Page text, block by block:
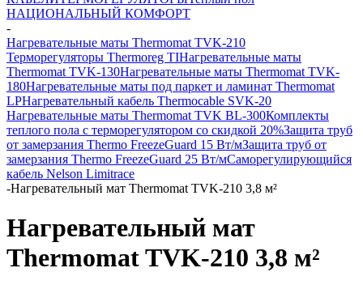
НАЦИОНАЛЬНЫЙ КОМФОРТ
-
Нагревательные маты Thermomat TVK-210
Терморегуляторы Thermoreg TIНагревательные маты
Thermomat TVK-130Нагревательные маты Thermomat TVK-
180Нагревательные маты под паркет и ламинат Thermomat
LPНагревательный кабель Thermocable SVK-20
Нагревательные маты Thermomat TVK BL-300Комплекты
теплого пола с терморегулятором со скидкой 20%Защита труб
от замерзания Thermo FreezeGuard 15 Вт/мЗащита труб от
замерзания Thermo FreezeGuard 25 Вт/мСаморегулирующийся
кабель Nelson Limitrace
-Нагревательный мат Thermomat TVK-210 3,8 м²
Нагревательный мат
Thermomat TVK-210 3,8 м²